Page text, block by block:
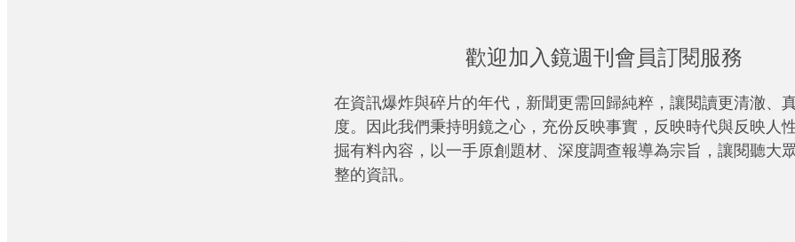
歡迎加入鏡週刊會員訂閱服務
在資訊爆炸與碎片的年代，新聞更需回歸純粹，讓閱讀更清澈、
度。因此我們秉持明鏡之心，充份反映事實，反映時代與反映人
掘有料內容，以一手原創題材、深度調查報導為宗旨，讓閱聽大
整的資訊。